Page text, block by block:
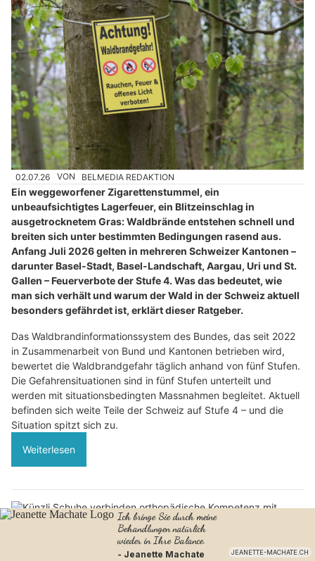
02.07.26 VON BELMEDIA REDAKTION
Ein weggeworfener Zigarettenstummel, ein
unbeaufsichtigtes Lagerfeuer, ein Blitzeinschlag in
ausgetrocknetem Gras: Waldbrände entstehen schnell und
breiten sich unter bestimmten Bedingungen rasend aus.
Anfang Juli 2026 gelten in mehreren Schweizer Kantonen –
darunter Basel-Stadt, Basel-Landschaft, Aargau, Uri und St.
Gallen – Feuerverbote der Stufe 4. Was das bedeutet, wie
man sich verhält und warum der Wald in der Schweiz aktuell
besonders gefährdet ist, erklärt dieser Ratgeber.
Das Waldbrandinformationssystem des Bundes, das seit 2022
in Zusammenarbeit von Bund und Kantonen betrieben wird,
bewertet die Waldbrandgefahr täglich anhand von fünf Stufen.
Die Gefahrensituationen sind in fünf Stufen unterteilt und
werden mit situationsbedingten Massnahmen begleitet. Aktuell
befinden sich weite Teile der Schweiz auf Stufe 4 – und die
Situation spitzt sich zu.
Weiterlesen
Künzli Schuhe verbinden orthopädische Kompetenz mit modernem Stil